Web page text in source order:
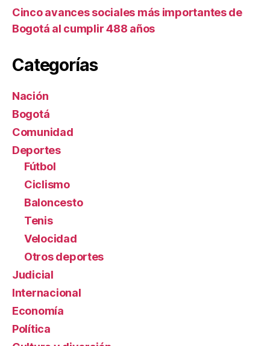
Cinco avances sociales más importantes de
Bogotá al cumplir 488 años
Categorías
Nación
Bogotá
Comunidad
Deportes
Fútbol
Ciclismo
Baloncesto
Tenis
Velocidad
Otros deportes
Judicial
Internacional
Economía
Política